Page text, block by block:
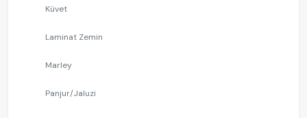
Küvet
Laminat Zemin
Marley
Panjur/Jaluzi